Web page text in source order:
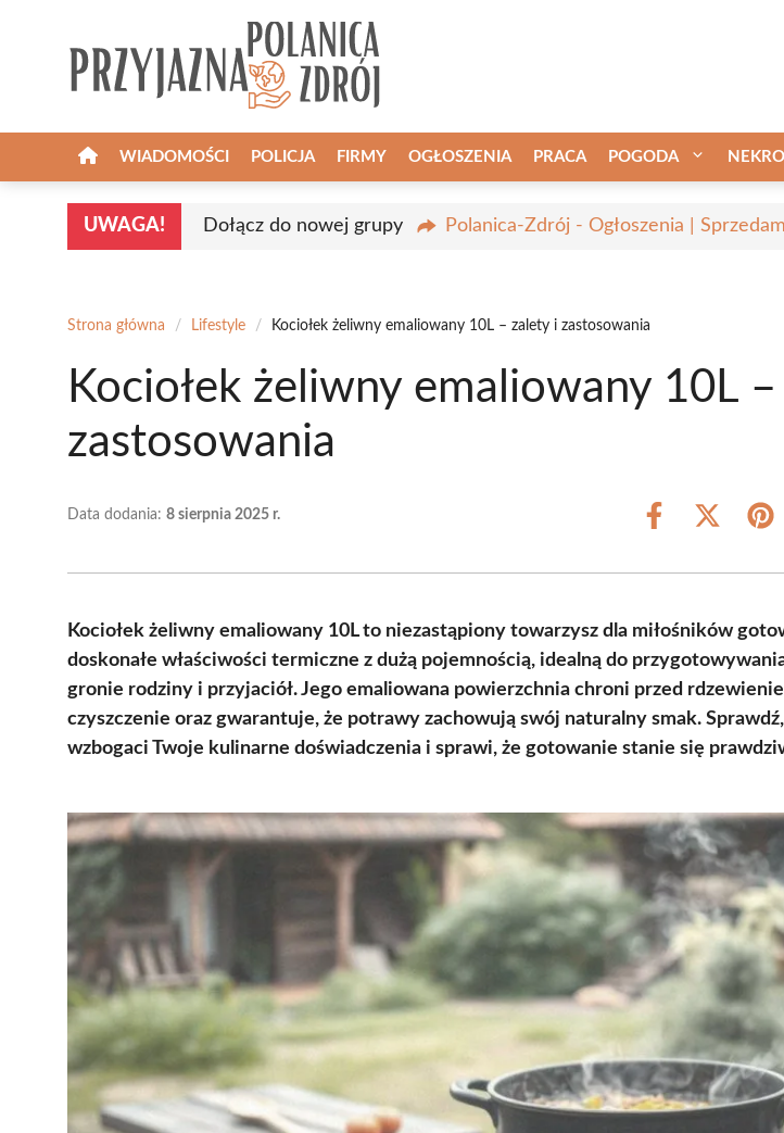
WIADOMOŚCI POLICJA FIRMY OGŁOSZENIA PRACA POGODA
UWAGA! Dołącz do nowej grupy Polanica-Zdrój - Ogłoszenia |
Strona główna / Lifestyle / Kociołek żeliwny emaliowany 10L – zalety i zastosowania
Kociołek żeliwny emaliowany 10L
zastosowania
Data dodania: 8 sierpnia 2025 r.
Share
Share
(Twitter)
Kociołek żeliwny emaliowany 10L to niezastąpiony towarzysz dla miłośników
doskonałe właściwości termiczne z dużą pojemnością, idealną do
gronie rodziny i przyjaciół. Jego emaliowana powierzchnia chroni przed
czyszczenie oraz gwarantuje, że potrawy zachowują swój naturalny smak.
wzbogaci Twoje kulinarne doświadczenia i sprawi, że gotowanie stanie się